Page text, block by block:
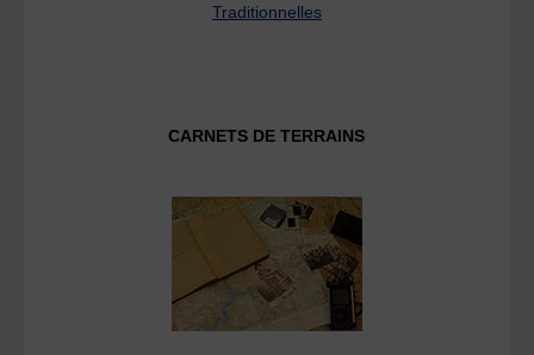
Traditionnelles
CARNETS DE TERRAINS